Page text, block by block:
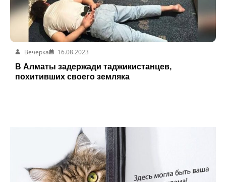
Вечерка
16.08.2023
В Алматы задержади таджикистанцев,
похитивших своего земляка